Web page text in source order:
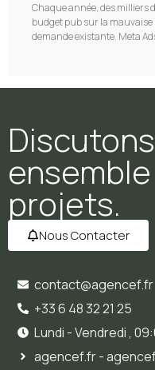
Chaque année, des
budget pub sur la mauvaise
demande existante. Meta
Discutons
projets.
Nous Contacter
contact@agencef.fr
+33 6 48 32 21 25
Lundi - Vendredi ,
agencef.fr -